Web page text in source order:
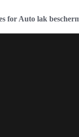
for Auto lak